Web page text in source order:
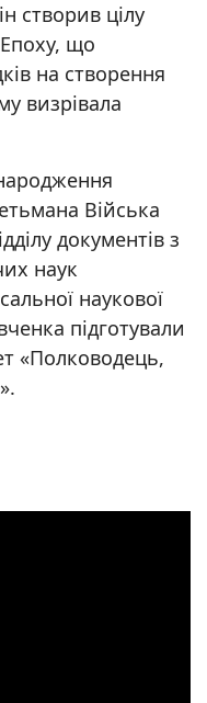
створив цілу
Епоху, що
на створення
визрівала
Війська
документів з
наук
наукової
підготували
«Полководець,